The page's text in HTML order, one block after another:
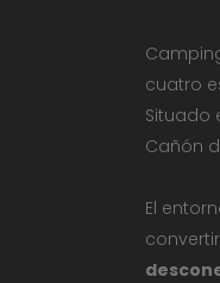
cuatro
Situado
Cañón
El